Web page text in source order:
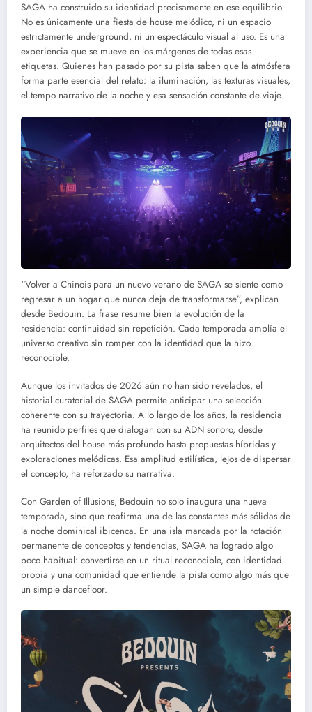
SAGA ha construido su identidad precisamente en ese equilibrio.
No es únicamente una fiesta de house melódico, ni un espacio
estrictamente underground, ni un espectáculo visual al uso. Es una
experiencia que se mueve en los márgenes de todas esas
etiquetas. Quienes han pasado por su pista saben que la atmósfera
forma parte esencial del relato: la iluminación, las texturas visuales,
el tempo narrativo de la noche y esa sensación constante de viaje.
“Volver a Chinois para un nuevo verano de SAGA se siente como
regresar a un hogar que nunca deja de transformarse”, explican
desde Bedouin. La frase resume bien la evolución de la
residencia: continuidad sin repetición. Cada temporada amplía el
universo creativo sin romper con la identidad que la hizo
reconocible.
Aunque los invitados de 2026 aún no han sido revelados, el
historial curatorial de SAGA permite anticipar una selección
coherente con su trayectoria. A lo largo de los años, la residencia
ha reunido perfiles que dialogan con su ADN sonoro, desde
arquitectos del house más profundo hasta propuestas híbridas y
exploraciones melódicas. Esa amplitud estilística, lejos de dispersar
el concepto, ha reforzado su narrativa.
Con Garden of Illusions, Bedouin no solo inaugura una nueva
temporada, sino que reafirma una de las constantes más sólidas de
la noche dominical ibicenca. En una isla marcada por la rotación
permanente de conceptos y tendencias, SAGA ha logrado algo
poco habitual: convertirse en un ritual reconocible, con identidad
propia y una comunidad que entiende la pista como algo más que
un simple dancefloor.